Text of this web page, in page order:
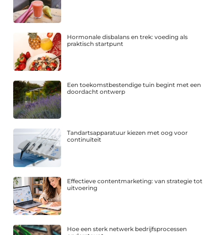
Hormonale disbalans en trek: voeding als
praktisch startpunt
Een toekomstbestendige tuin begint met een
doordacht ontwerp
Tandartsapparatuur kiezen met oog voor
continuïteit
Effectieve contentmarketing: van strategie tot
uitvoering
Hoe een sterk netwerk bedrijfsprocessen